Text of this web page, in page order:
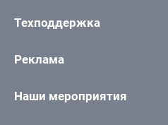
Техподдержка
Реклама
Наши мероприятия